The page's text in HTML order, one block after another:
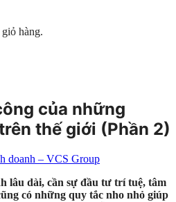
hàng.
của những
thế giới (Phần 2)
doanh – VCS Group
lâu dài, cần sự đầu tư trí tuệ, tâm
có những quy tắc nho nhỏ giúp